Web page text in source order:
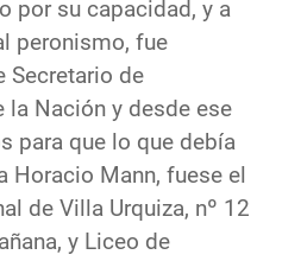
por su capacidad, y a
peronismo, fue
Secretario de
la Nación y desde ese
para que lo que debía
Horacio Mann, fuese el
de Villa Urquiza, nº 12
y Liceo de